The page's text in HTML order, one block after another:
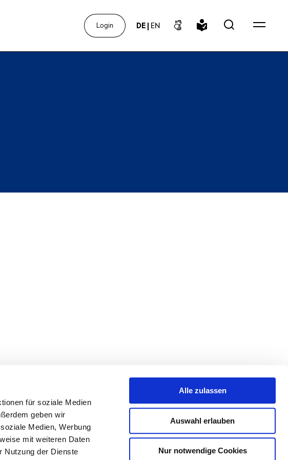
für soziale Medien
geben wir
Medien, Werbung
mit weiteren Daten
Nutzung der Dienste
Alle zulassen
Auswahl erlauben
Nur notwendige Cookies
Login DE EN